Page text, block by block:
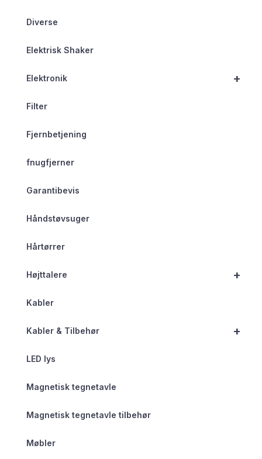
Diverse
Elektrisk Shaker
+
Elektronik
Filter
Fjernbetjening
fnugfjerner
Garantibevis
Håndstøvsuger
Hårtørrer
+
Højttalere
Kabler
+
Kabler & Tilbehør
LED lys
Magnetisk tegnetavle
Magnetisk tegnetavle tilbehør
Møbler